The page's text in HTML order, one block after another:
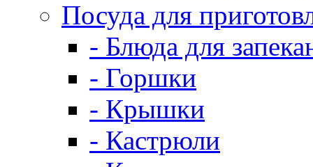
Посуда для
- Блюда для
- Горшки
- Крышки
- Кастрюли